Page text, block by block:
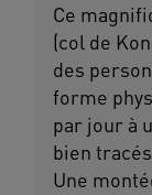
Ce
(col de
des
forme
par jour à
bien
Une